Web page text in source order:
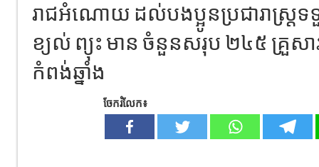
រាជអំណោយ ដល់​បងប្អូន​ប្រជារាស្រ្ត​​
ខ្យល់ ព្យុះ មាន ចំនួនសរុប ២៤៥ គ្រួសា
កំពង់ឆ្នាំង
ចែករំលែក៖